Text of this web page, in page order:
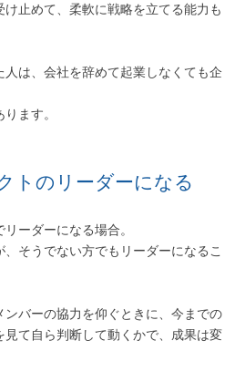
止めて、柔軟に戦略を立てる能力も
は、会社を辞めて起業しなくても企
ます。
トのリーダーになる
ーダーになる場合。
そうでない方でもリーダーになるこ
ンバーの協力を仰ぐときに、今までの
て自ら判断して動くかで、成果は変